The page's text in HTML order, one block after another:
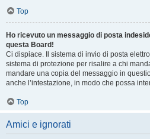
Top
Ho ricevuto un messaggio di posta
questa Board!
Ci dispiace. Il sistema di invio di posta
sistema di protezione per risalire a chi
mandare una copia del messaggio in
anche l’intestazione, in modo che possa
Top
Amici e ignorati